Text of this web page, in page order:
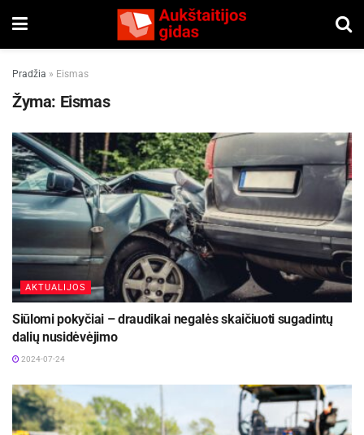
Pradžia » Eismas
Žyma: Eismas
AKTUALIJOS
Siūlomi pokyčiai – draudikai negalės skaičiuoti sugadintų
dalių nusidėvėjimo
2024-07-24